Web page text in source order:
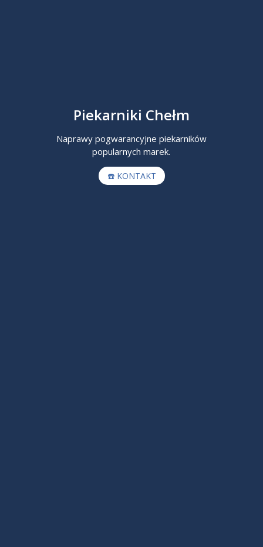
Piekarniki Chełm
Naprawy pogwarancyjne piekarników
popularnych marek.
☎️ KONTAKT